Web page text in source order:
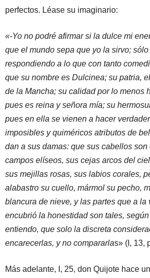
perfectos. Léase su imaginario:
«-Yo no podré afirmar si la dulce mi
que el mundo sepa que yo la sirvo; sólo
respondiendo a lo que con tanto
que su nombre es Dulcinea; su patria,
de la Mancha; su calidad por lo menos
pues es reina y señora mía; su
pues en ella se vienen a hacer
imposibles y quiméricos atributos de
dan a sus damas: que sus cabellos son
campos elíseos, sus cejas arcos del
sus mejillas rosas, sus labios corales,
alabastro su cuello, mármol su pecho,
blancura de nieve, y las partes que a la
encubrió la honestidad son tales,
entiendo, que solo la discreta
encarecerlas, y no compararlas» (I, 13,
Más adelante, I, 25, don Quijote hace